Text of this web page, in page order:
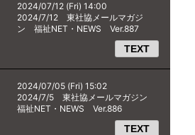
2024/07/12 (Fri) 14:00
2024/7/12 東社協メールマガジ
ン 福祉NET・NEWS Ver.887
TEXT
2024/07/05 (Fri) 15:02
2024/7/5 東社協メールマガジン
福祉NET・NEWS Ver.886
TEXT